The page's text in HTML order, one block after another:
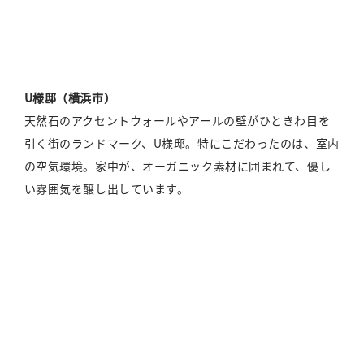
U様邸（横浜市）
天然石のアクセントウォールやアールの壁がひときわ目を
引く街のランドマーク、U様邸。特にこだわったのは、室内
の空気環境。家中が、オーガニック素材に囲まれて、優し
い雰囲気を醸し出しています。